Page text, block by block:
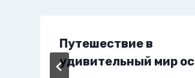
Путешествие в
удивительный мир ос